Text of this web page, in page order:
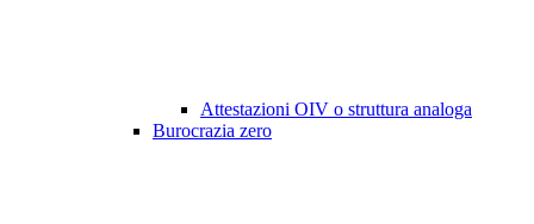
Attestazioni OIV o struttura analoga
Burocrazia zero